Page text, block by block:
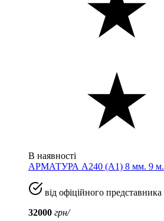
В наявності
АРМАТУРА А240 (A1) 8 мм. 9 м.
від офіційного представника
32000 грн/